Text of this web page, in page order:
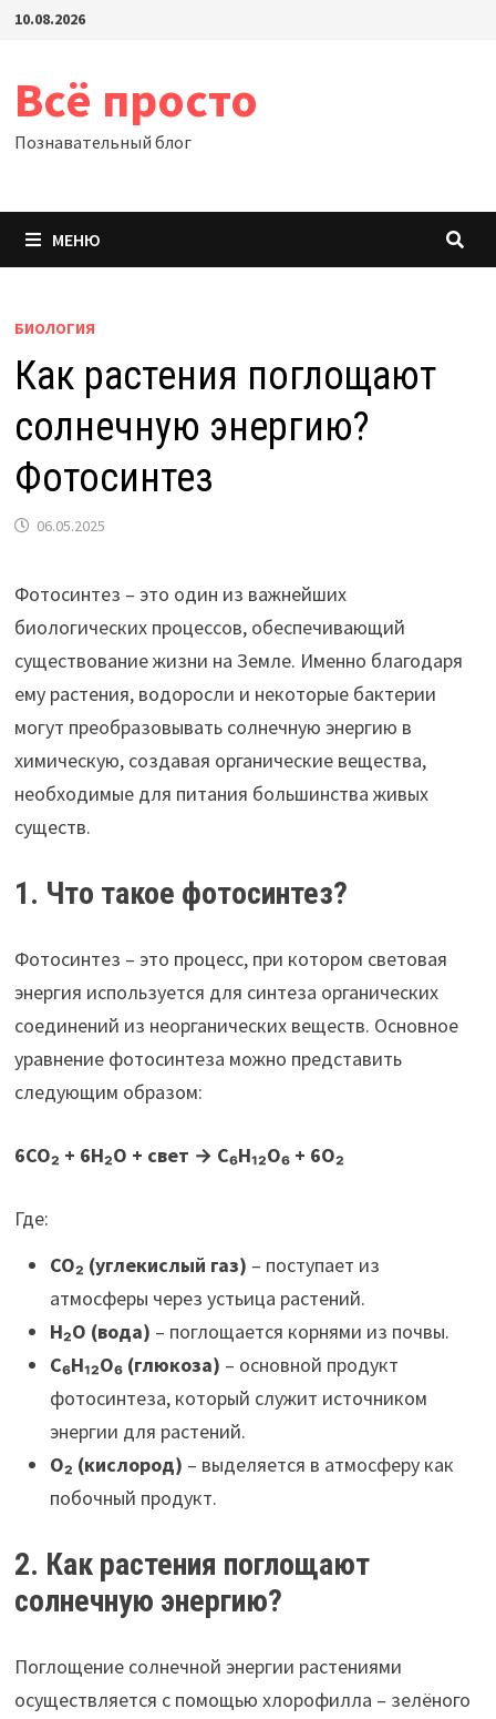
Перейти
10.08.2026
Всё просто
Познавательный блог
МЕНЮ
БИОЛОГИЯ
Как растения поглощают
солнечную энергию?
Фотосинтез
06.05.2025
Фотосинтез – это один из важнейших
биологических процессов, обеспечивающий
существование жизни на Земле. Именно благодаря
ему растения, водоросли и некоторые бактерии
могут преобразовывать солнечную энергию в
химическую, создавая органические вещества,
необходимые для питания большинства живых
существ.
1. Что такое фотосинтез?
Фотосинтез – это процесс, при котором световая
энергия используется для синтеза органических
соединений из неорганических веществ. Основное
уравнение фотосинтеза можно представить
следующим образом:
6CO₂ + 6H₂O + свет → C₆H₁₂O₆ + 6O₂
Где:
CO₂ (углекислый газ) – поступает из
атмосферы через устьица растений.
H₂O (вода) – поглощается корнями из почвы.
C₆H₁₂O₆ (глюкоза) – основной продукт
фотосинтеза, который служит источником
энергии для растений.
O₂ (кислород) – выделяется в атмосферу как
побочный продукт.
2. Как растения поглощают
солнечную энергию?
Поглощение солнечной энергии растениями
осуществляется с помощью хлорофилла – зелёного